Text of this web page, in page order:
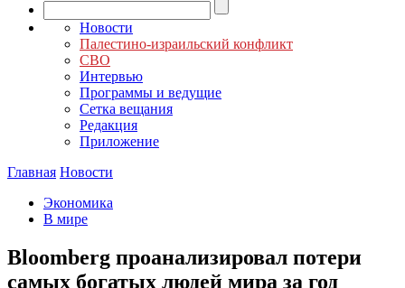
Новости
Палестино-израильский конфликт
СВО
Интервью
Программы и ведущие
Сетка вещания
Редакция
Приложение
Главная Новости
Экономика
В мире
Bloomberg проанализировал потери
самых богатых людей мира за год